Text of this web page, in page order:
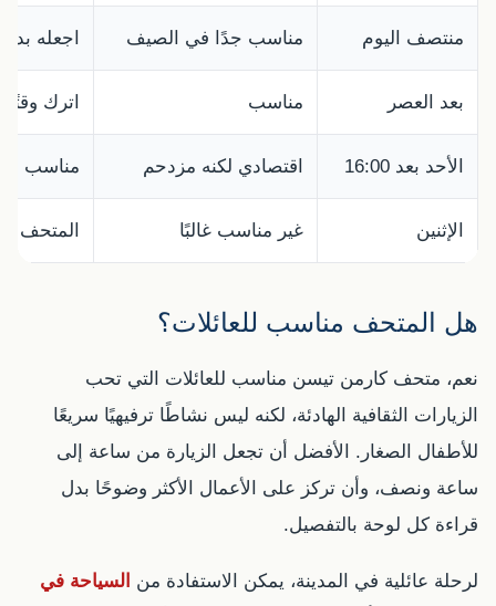
منتصف اليوم مناسب جدًا في الصيف اجعله
بعد العصر مناسب اترك
الأحد بعد 16:00 اقتصادي لكنه مزدحم مناسب
الإثنين غير مناسب غالبًا المتحف
هل المتحف مناسب للعائلات؟
نعم، متحف كارمن تيسن مناسب للعائلات التي تحب
الزيارات الثقافية الهادئة، لكنه ليس نشاطًا ترفيهيًا سريعًا
للأطفال الصغار. الأفضل أن تجعل الزيارة من ساعة إلى
ساعة ونصف، وأن تركز على الأعمال الأكثر وضوحًا بدل
قراءة كل لوحة بالتفصيل.
لرحلة عائلية في المدينة، يمكن الاستفادة من السياحة في